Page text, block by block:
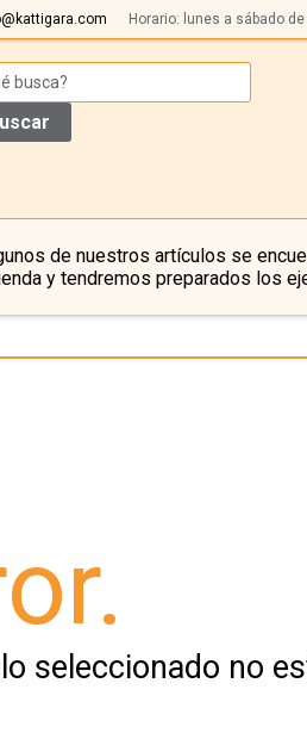
Horario: lunes a sábado
de nuestros artículos se
y tendremos preparados los
seleccionado no